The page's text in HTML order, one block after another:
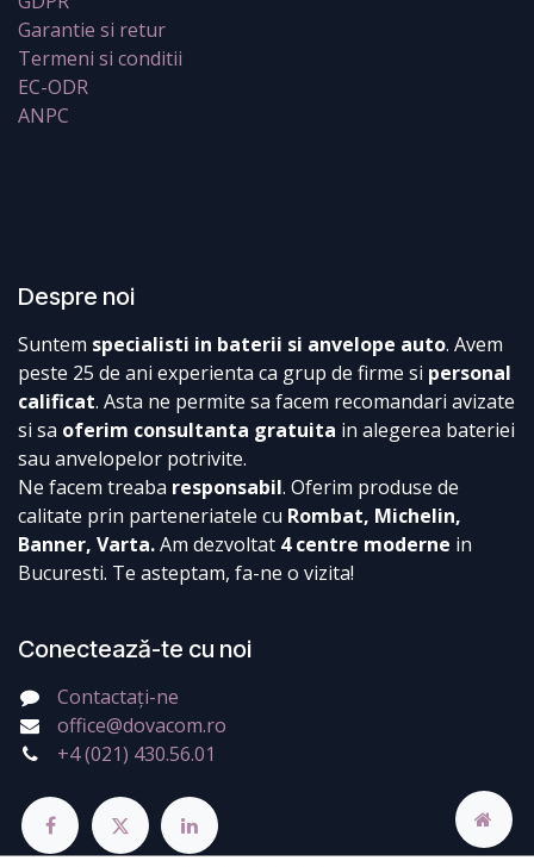
Garantie si retur
Termeni si conditii
EC-ODR
ANPC
Despre noi
Suntem specialisti in baterii si anvelope auto. Avem
peste 25 de ani experienta ca grup de firme si personal
calificat. Asta ne permite sa facem recomandari avizate
si sa oferim consultanta gratuita in alegerea bateriei
sau anvelopelor potrivite.
Ne facem treaba responsabil. Oferim produse de
calitate prin parteneriatele cu Rombat, Michelin,
Banner, Varta.Am dezvoltat 4 centre moderne in
Bucuresti. Te asteptam, fa-ne o vizita!
Conectează-te cu noi
Contactați-ne
office@dovacom.ro
+4 (021) 430.56.01